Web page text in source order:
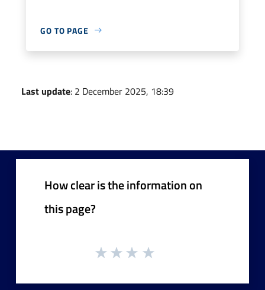
GO TO PAGE
Last update: 2 December 2025, 18:39
How clear is the information on
this page?